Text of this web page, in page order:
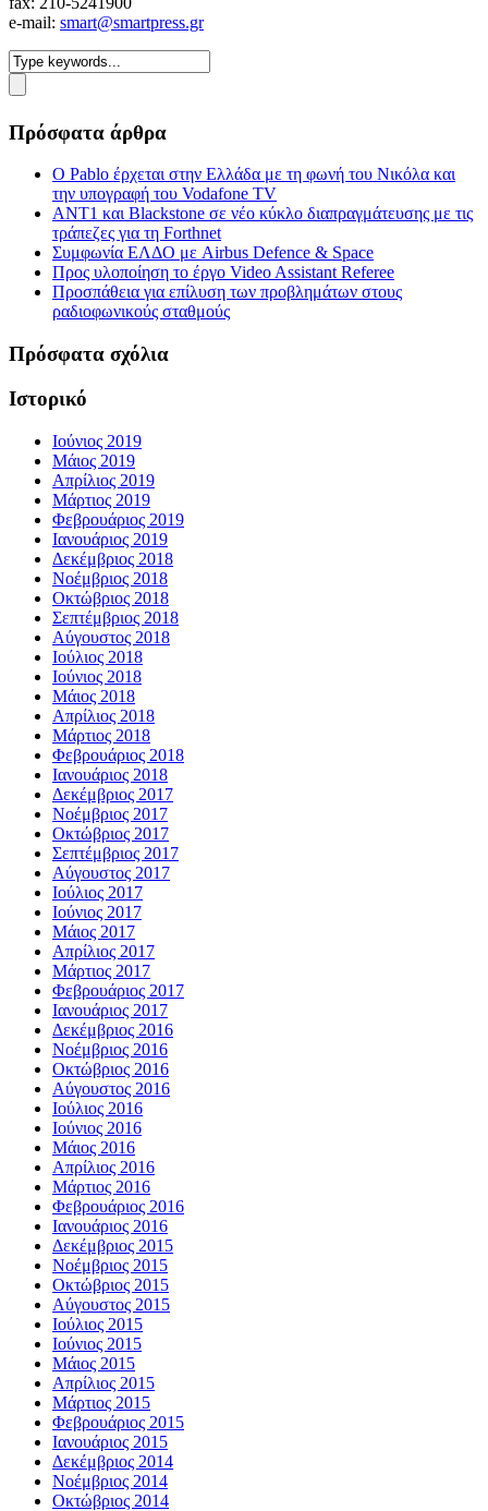
e-mail: smart@smartpress.gr
Πρόσφατα άρθρα
Ο Pablo έρχεται στην Ελλάδα με τη φωνή του Νικόλα και
την υπογραφή του Vodafone TV
ΑΝΤ1 και Blackstone σε νέο κύκλο διαπραγμάτευσης με τις
τράπεζες για τη Forthnet
Συμφωνία ΕΛΔΟ με Airbus Defence & Space
Προς υλοποίηση το έργο Video Assistant Referee
Προσπάθεια για επίλυση των προβλημάτων στους
ραδιοφωνικούς σταθμούς
Πρόσφατα σχόλια
Ιστορικό
Ιούνιος 2019
Μάιος 2019
Απρίλιος 2019
Μάρτιος 2019
Φεβρουάριος 2019
Ιανουάριος 2019
Δεκέμβριος 2018
Νοέμβριος 2018
Οκτώβριος 2018
Σεπτέμβριος 2018
Αύγουστος 2018
Ιούλιος 2018
Ιούνιος 2018
Μάιος 2018
Απρίλιος 2018
Μάρτιος 2018
Φεβρουάριος 2018
Ιανουάριος 2018
Δεκέμβριος 2017
Νοέμβριος 2017
Οκτώβριος 2017
Σεπτέμβριος 2017
Αύγουστος 2017
Ιούλιος 2017
Ιούνιος 2017
Μάιος 2017
Απρίλιος 2017
Μάρτιος 2017
Φεβρουάριος 2017
Ιανουάριος 2017
Δεκέμβριος 2016
Νοέμβριος 2016
Οκτώβριος 2016
Αύγουστος 2016
Ιούλιος 2016
Ιούνιος 2016
Μάιος 2016
Απρίλιος 2016
Μάρτιος 2016
Φεβρουάριος 2016
Ιανουάριος 2016
Δεκέμβριος 2015
Νοέμβριος 2015
Οκτώβριος 2015
Αύγουστος 2015
Ιούλιος 2015
Ιούνιος 2015
Μάιος 2015
Απρίλιος 2015
Μάρτιος 2015
Φεβρουάριος 2015
Ιανουάριος 2015
Δεκέμβριος 2014
Νοέμβριος 2014
Οκτώβριος 2014